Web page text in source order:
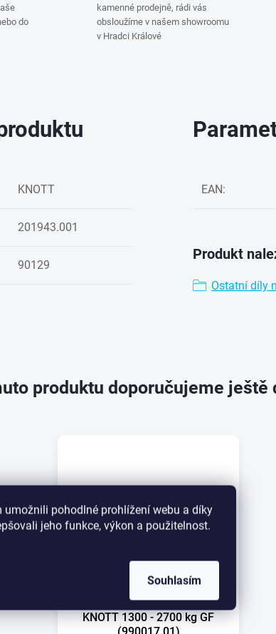
pohodlné prohlížení webu a díky
jeho funkce, výkon a použitelnost.
Souhlasím
do
kamenné prodejně, rádi vás
obsloužíme v našem showroomu
v Hradci Králové
KNOTT
201943.001
90129
EAN:
Produkt
Ostatní díly
produktu doporučujeme ještě
Zásobník plynopružinový
KNOTT 1300 - 2700 kg GF